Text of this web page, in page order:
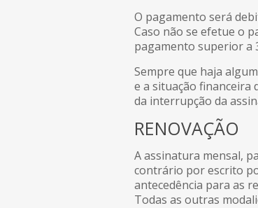
O pagamento será
Caso não se efetue o
pagamento superior a
Sempre que haja
e a situação
da interrupção da
RENOVAÇÃO
A assinatura mensal,
contrário por escrito
antecedência para as
Todas as outras